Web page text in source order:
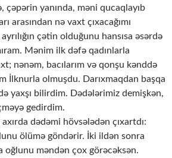
çəpərin yanında, məni qucaqlayıb
arasından nə vaxt çıxacağımı
çətin olduğunu hansısa əsərdə
Mənim ilk dəfə qadınlarla
nənəm, bacılarım və qonşu kənddə
İlknurla olmuşdu. Darıxmaqdan başqa
yaxşı bilirdim. Dədələrimiz demişkən,
gedirdim.
dədəmi hövsələdən çıxartdı:
ölümə göndərir. İki ildən sonra
oğlunu məndən çox görəcəksən.